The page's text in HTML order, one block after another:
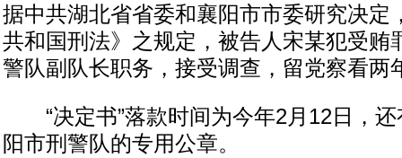
据中共湖北省省委和襄阳市市委研究决定
共和国刑法》之规定，被告人宋某犯受贿
警队副队长职务，接受调查，留党察看两
“决定书”落款时间为今年2月12日，还
阳市刑警队的专用公章。